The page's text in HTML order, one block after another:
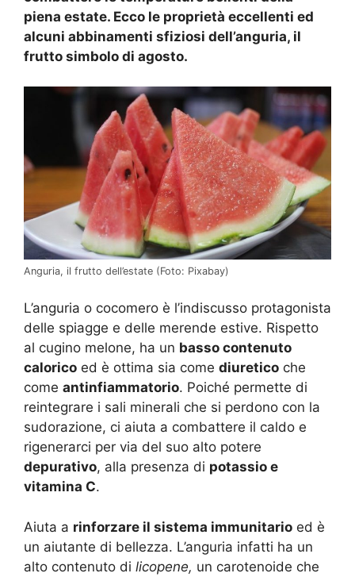
piena estate. Ecco le proprietà eccellenti ed
alcuni abbinamenti sfiziosi dell’anguria, il
frutto simbolo di agosto.
Anguria, il frutto dell’estate (Foto: Pixabay)
L’anguria o cocomero è l’indiscusso protagonista
delle spiagge e delle merende estive. Rispetto
al cugino melone, ha un basso contenuto
calorico ed è ottima sia come diuretico che
come antinfiammatorio. Poiché permette di
reintegrare i sali minerali che si perdono con la
sudorazione, ci aiuta a combattere il caldo e
rigenerarci per via del suo alto potere
depurativo, alla presenza di potassio e
vitamina C.
Aiuta a rinforzare il sistema immunitario ed è
un aiutante di bellezza. L’anguria infatti ha un
alto contenuto di licopene, un carotenoide che